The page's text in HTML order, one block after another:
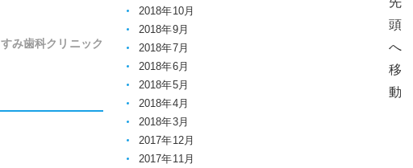
すみ歯科クリニック
2018年10月
2018年9月
2018年7月
2018年6月
2018年5月
2018年4月
2018年3月
2017年12月
2017年11月